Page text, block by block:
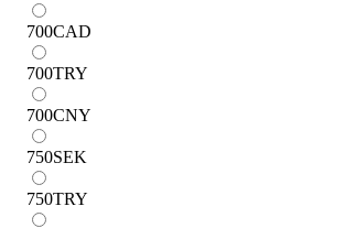
700CAD
700TRY
700CNY
750SEK
750TRY